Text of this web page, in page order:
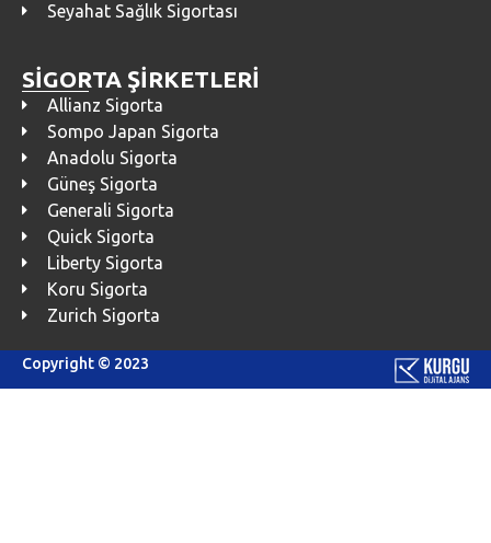
Seyahat Sağlık Sigortası
SİGORTA ŞİRKETLERİ
Allianz Sigorta
Sompo Japan Sigorta
Anadolu Sigorta
Güneş Sigorta
Generali Sigorta
Quick Sigorta
Liberty Sigorta
Koru Sigorta
Zurich Sigorta
Copyright © 2023